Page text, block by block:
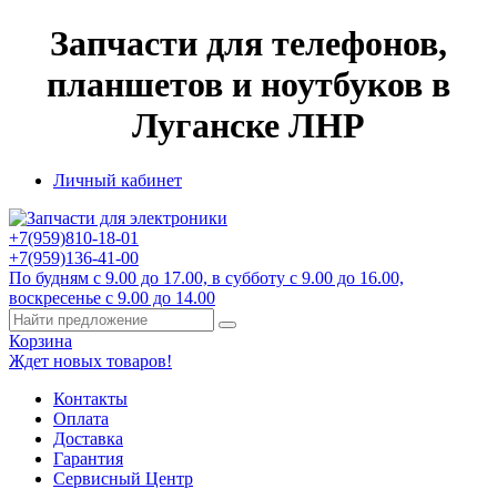
Запчасти для телефонов,
планшетов и ноутбуков в
Луганске ЛНР
Личный кабинет
+7(959)810-18-01
+7(959)136-41-00
По будням с 9.00 до 17.00, в субботу с 9.00 до 16.00,
воскресенье с 9.00 до 14.00
Корзина
Ждет новых товаров!
Контакты
Оплата
Доставка
Гарантия
Сервисный Центр